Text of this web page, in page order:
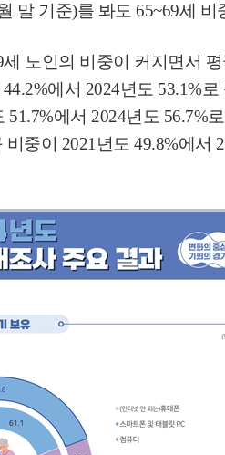
말 기준)를 봐도 65~69세 비
세 노인의 비중이 커지면서
44.2%에서 2024년도 53.1%로
51.7%에서 2024년도 56.7%
중이 2021 년도 49.8%에서